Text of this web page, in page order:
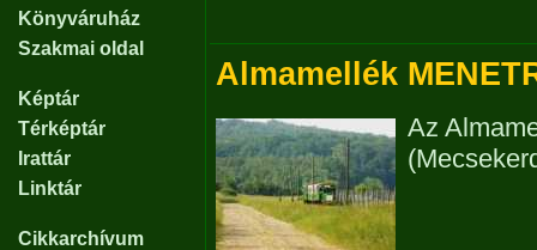
Könyváruház
Szakmai oldal
Képtár
Térképtár
Irattár
Linktár
Cikkarchívum
Almamellék
Az